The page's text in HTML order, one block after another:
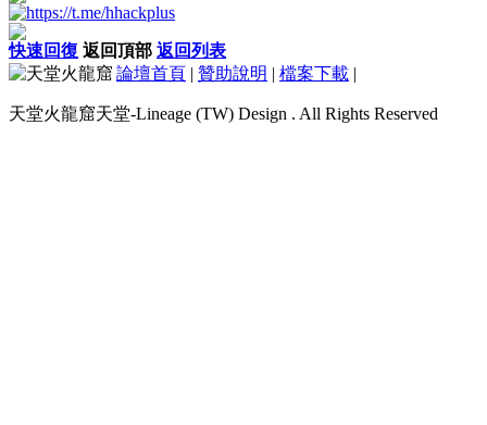
快速回復 返回頂部 返回列表
論壇首頁 | 贊助說明 | 檔案下載 |
天堂火龍窟天堂-Lineage (TW) Design . All Rights Reserved